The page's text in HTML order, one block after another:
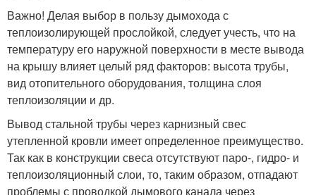
Важно! Делая выбор в пользу дымохода с
теплоизолирующей прослойкой, следует учесть, что на
температуру его наружной поверхности в месте вывода
на крышу влияет целый ряд факторов: высота трубы,
вид отопительного оборудования, толщина слоя
теплоизоляции и др.
Вывод стальной трубы через карнизный свес
утепленной кровли имеет определенное преимущество.
Так как в конструкции свеса отсутствуют паро-, гидро- и
теплоизоляционный слои, то, таким образом, отпадают
проблемы с проводкой дымового канала через